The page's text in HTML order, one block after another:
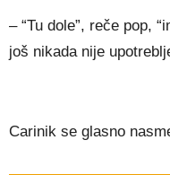
– “Tu dole”, reče pop,
još nikada nije
Carinik se glasno